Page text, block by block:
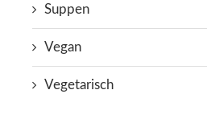
Suppen
Vegan
Vegetarisch